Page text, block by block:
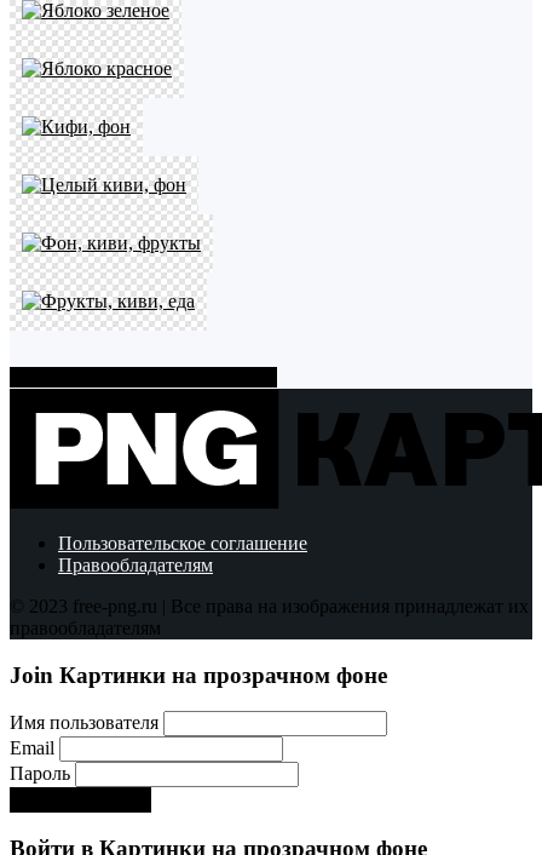
Пользовательское соглашение
Правообладателям
© 2023 free-png.ru | Все права на изображения принадлежат их
правообладателям
Join Картинки на прозрачном фоне
Имя пользователя
Email
Пароль
Войти в Картинки на прозрачном фоне